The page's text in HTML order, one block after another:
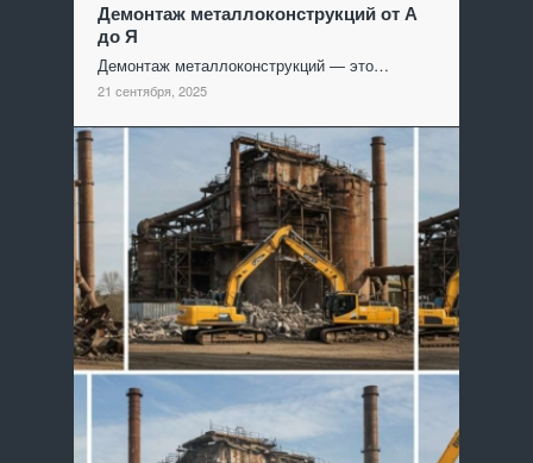
Демонтаж металлоконструкций от А
до Я
Демонтаж металлоконструкций — это…
21 сентября, 2025